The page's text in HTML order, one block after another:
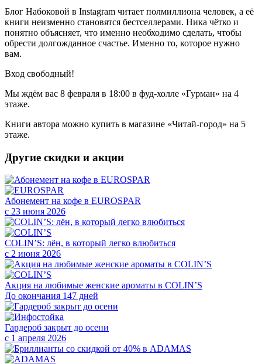
Блог Набоковой в Instagram читает полмиллиона человек, а её
книги неизменно становятся бестселлерами. Ника чётко и
понятно объясняет, что именно необходимо сделать, чтобы
обрести долгожданное счастье. Именно то, которое нужно
вам.
Вход свободный!
Мы ждём вас 8 февраля в 18:00 в фуд-холле «Гурман» на 4
этаже.
Книги автора можно купить в магазине «Читай-город» на 5
этаже.
Другие скидки и акции
Абонемент на кофе в EUROSPAR
с 23 июня 2026
COLIN’S: лён, в который легко влюбиться
с 2 июня 2026
Акция на любимые женские ароматы в COLIN’S
До окончания 147 дней
Гардероб закрыт до осени
с 1 апреля 2026